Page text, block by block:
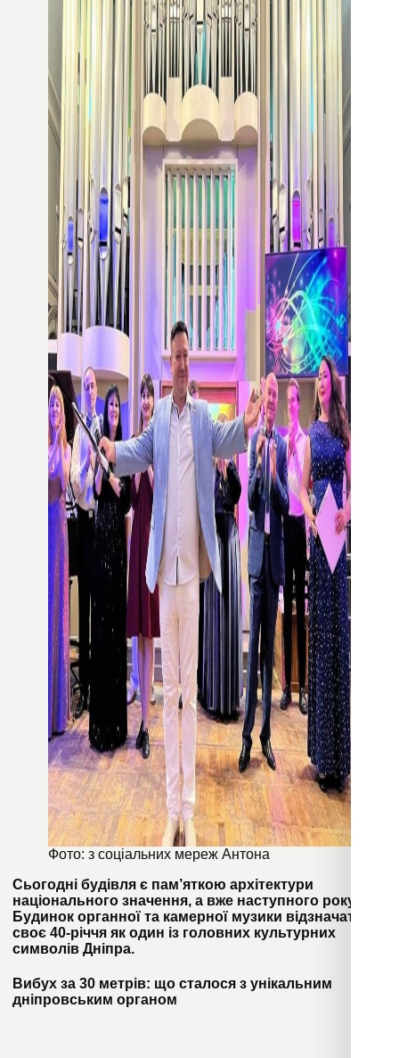
Фото: з соціальних мереж Антона
Сьогодні будівля є пам’яткою архітектури
національного значення, а вже наступного року
Будинок органної та камерної музики відзначатиме
своє 40-річчя як один із головних культурних
символів Дніпра.
Вибух за 30 метрів: що сталося з унікальним
дніпровським органом